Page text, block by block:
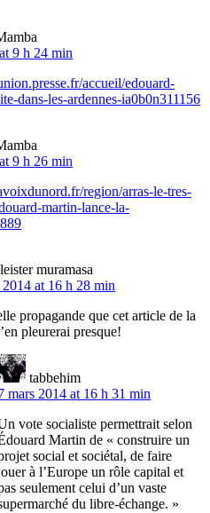
9 h 24 min
accueil/edouard-
dans-les-ardennes-ia0b0n311156
9 h 26 min
region/arras-le-tres-
martin-lance-la-
muramasa
2014 at 16 h 28 min
propagande que cet article de la
pleurerai presque!
tabbehim
mars 2014 at 16 h 31 min
vote socialiste permettrait selon
Martin de « construire un
social et sociétal, de faire
à l’Europe un rôle capital et
seulement celui d’un vaste
du libre-échange. »